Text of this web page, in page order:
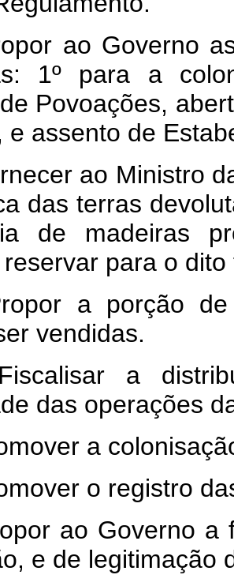
ao Governo
1º para a
Povoações,
e assento de
ao Ministro
das terras
de madeiras
para o dito
a porção de
vendidas.
a
das operações
a
o registro
ao Governo
e de legitimação